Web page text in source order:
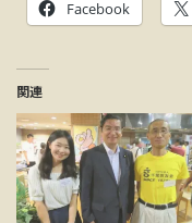
Facebook
関連